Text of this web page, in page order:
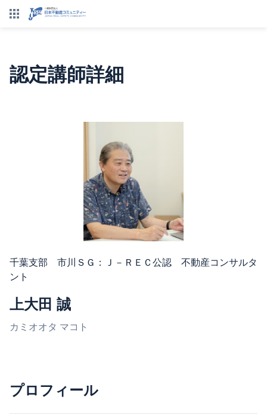
認定講師詳細
千葉支部 市川ＳＧ：Ｊ－ＲＥＣ公認 不動産コンサルタ
ント
上大田 誠
カミオオタ マコト
プロフィール